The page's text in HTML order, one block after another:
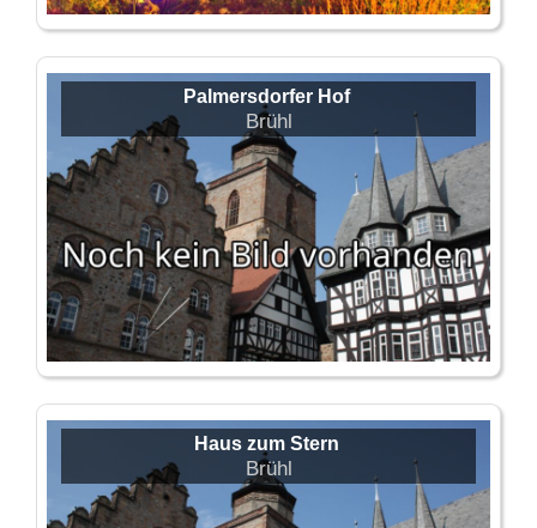
Palmersdorfer Hof
Brühl
Haus zum Stern
Brühl